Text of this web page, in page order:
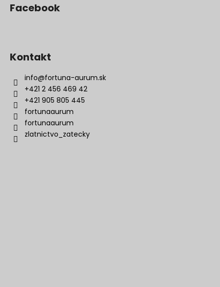
Facebook
Kontakt
info@fortuna-aurum.sk
+421 2 456 469 42
+421 905 805 445
fortunaaurum
fortunaaurum
zlatnictvo_zatecky